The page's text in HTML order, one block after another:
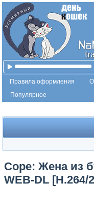
Правила оформления
Популярное
Соре: Жена из
WEB-DL [H.264/